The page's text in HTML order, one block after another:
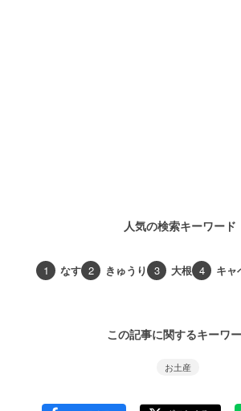
人気の検索キーワード
1 なす 2 きゅうり 3 大根 4 キャ
この記事に関するキーワ
お土産